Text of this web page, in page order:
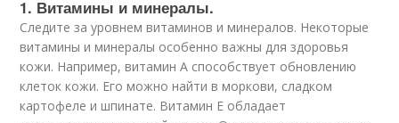
1. Витамины и минералы.
Следите за уровнем витаминов и минералов. Некоторые
витамины и минералы особенно важны для здоровья
кожи. Например, витамин A способствует обновлению
клеток кожи. Его можно найти в моркови, сладком
картофеле и шпинате. Витамин E обладает